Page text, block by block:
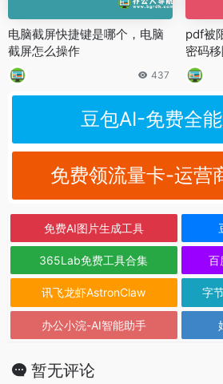
电脑截屏快捷键是哪个，电脑
截屏怎么操作
437
pdf被
密码
帮你
豆包AI-免费全
免费领流量卡-运营
免费AI图片生成工具
365Lab免费工具合集 百
讯飞龙虾AstronClaw 字
办公小浣-AI智能助手
暂无评论